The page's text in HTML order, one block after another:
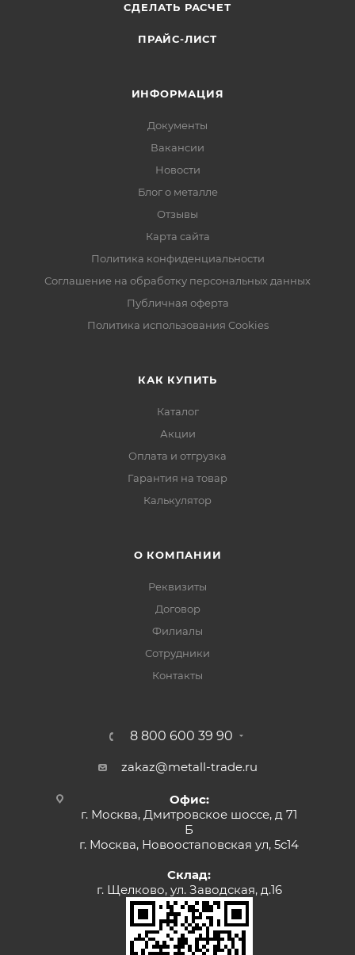
СДЕЛАТЬ РАСЧЕТ
ПРАЙС-ЛИСТ
ИНФОРМАЦИЯ
Документы
Вакансии
Новости
Блог о металле
Отзывы
Карта сайта
Политика конфиденциальности
Соглашение на обработку персональных данных
Публичная оферта
Политика использования Cookies
КАК КУПИТЬ
Каталог
Акции
Оплата и отгрузка
Гарантия на товар
Калькулятор
О КОМПАНИИ
Реквизиты
Договор
Филиалы
Сотрудники
Контакты
8 800 600 39 90
zakaz@metall-trade.ru
Офис:
г. Москва, Дмитровское шоссе, д 71
Б
г. Москва, Новоостаповская ул, 5с14
Склад:
г. Щелково, ул. Заводская, д.16